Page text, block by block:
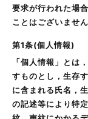
要求が行われた場
ことはございません
第1条(個人情報)
「個人情報」とは
すものとし，生存
に含まれる氏名，
の記述等により特